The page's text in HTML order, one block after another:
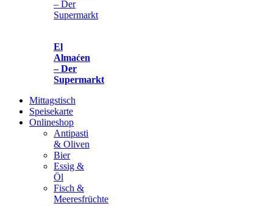
– Der
Supermarkt
El
Almaćen
– Der
Supermarkt
Mittagstisch
Speisekarte
Onlineshop
Antipasti
& Oliven
Bier
Essig &
Öl
Fisch &
Meeresfrüchte